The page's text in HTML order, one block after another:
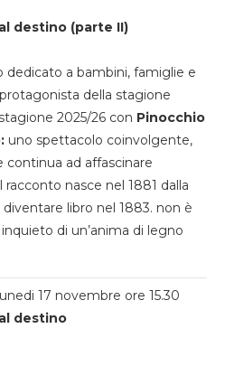
destino (parte II)
dedicato a bambini, famiglie e
della stagione
2025/26 con Pinocchio
uno spettacolo coinvolgente,
continua ad affascinare
nasce nel 1881 dalla
libro nel 1883. non è
di un’anima di legno
17 novembre ore 15.30
destino